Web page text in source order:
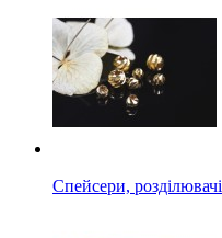
Спейсери, розділювачі